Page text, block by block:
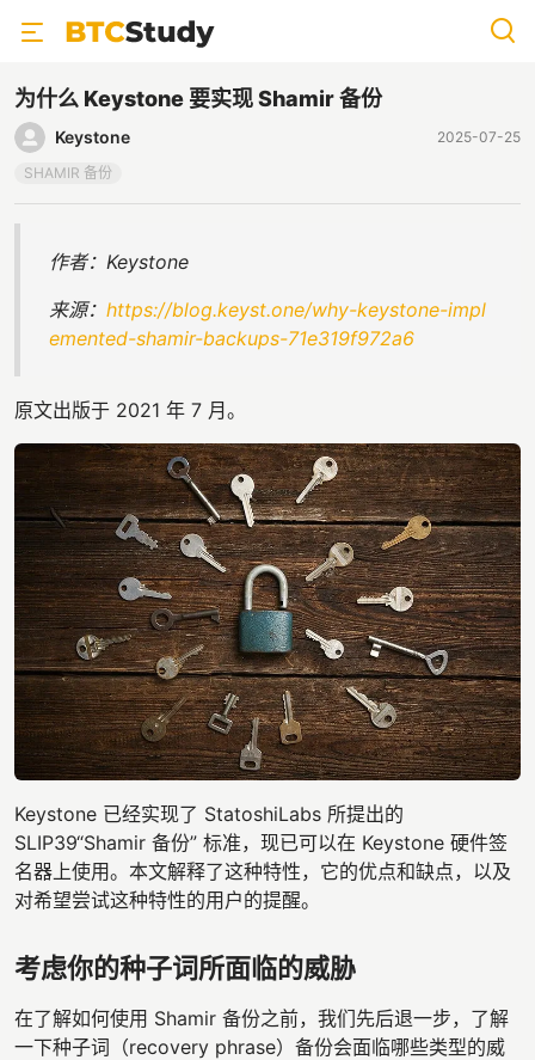
为什么 Keystone 要实现 Shamir 备份
Keystone
2025-07-25
SHAMIR 备份
作者：Keystone
来源： https://blog.keyst.one/why-keystone-impl
emented-shamir-backups-71e319f972a6
原文出版于 2021 年 7 月。
Keystone 已经实现了 StatoshiLabs 所提出的
SLIP39“Shamir 备份” 标准，现已可以在 Keystone 硬件签
名器上使用。本文解释了这种特性，它的优点和缺点，以及
对希望尝试这种特性的用户的提醒。
考虑你的种子词所面临的威胁
在了解如何使用 Shamir 备份之前，我们先后退一步，了解
一下种子词（recovery phrase）备份会面临哪些类型的威